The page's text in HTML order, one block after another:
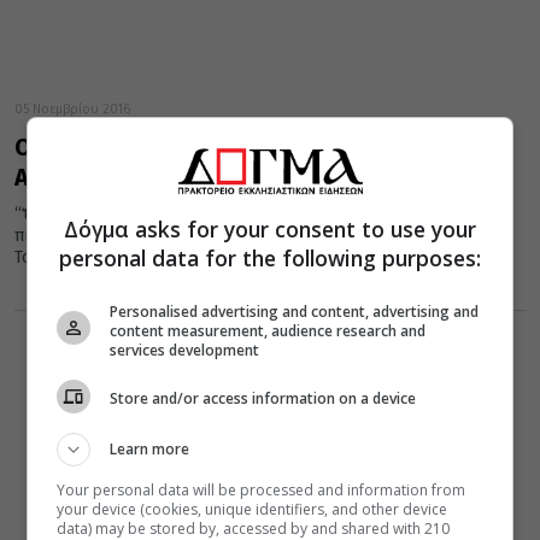
05 Νοεμβρίου 2016
Ο άθεος πιστεύει στα πάντα, εκτός από την
Αλήθεια
“Ὅταν κάποιος παύσει νὰ πιστεύει στὸ Θεὸ, δὲν σημαίνει ὅτι δὲν
πιστεύει, ἀλλὰ ὅτι πιστεύει σὲ ὁτιδήποτε...”. (Γ.
Τσέστερσον) Άραγε...
Δόγμα asks for your consent to use your
personal data for the following purposes:
Personalised advertising and content, advertising and
content measurement, audience research and
services development
Store and/or access information on a device
Learn more
Your personal data will be processed and information from
your device (cookies, unique identifiers, and other device
data) may be stored by, accessed by and shared with 210